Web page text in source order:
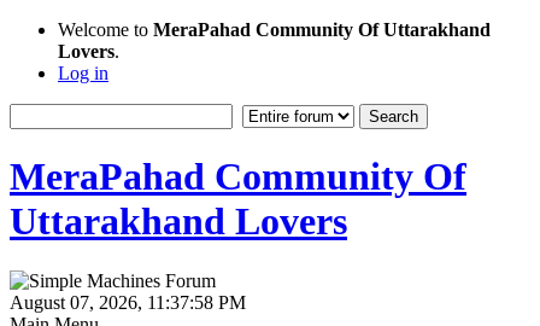
Welcome to MeraPahad Community Of Uttarakhand
Lovers.
Log in
MeraPahad Community Of
Uttarakhand Lovers
August 07, 2026, 11:37:58 PM